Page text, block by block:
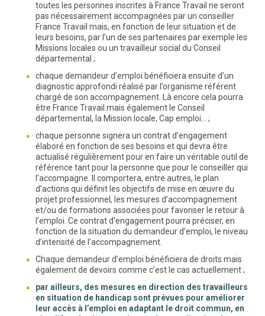
toutes les personnes inscrites à France Travail ne seront
pas nécessairement accompagnées par un conseiller
France Travail mais, en fonction de leur situation et de
leurs besoins, par l’un de ses partenaires par exemple les
Missions locales ou un travailleur social du Conseil
départemental ;
chaque demandeur d’emploi bénéficiera ensuite d’un
diagnostic approfondi réalisé par l’organisme référent
chargé de son accompagnement. Là encore cela pourra
être France Travail mais également le Conseil
départemental, la Mission locale, Cap emploi… ;
chaque personne signera un contrat d’engagement
élaboré en fonction de ses besoins et qui devra être
actualisé régulièrement pour en faire un véritable outil de
référence tant pour la personne que pour le conseiller qui
l’accompagne. Il comportera, entre autres, le plan
d’actions qui définit les objectifs de mise en œuvre du
projet professionnel, les mesures d’accompagnement
et/ou de formations associées pour favoriser le retour à
l’emploi. Ce contrat d'engagement pourra préciser, en
fonction de la situation du demandeur d’emploi, le niveau
d’intensité de l’accompagnement.
Chaque demandeur d’emploi bénéficiera de droits mais
également de devoirs comme c’est le cas actuellement ;
par ailleurs, des mesures en direction des travailleurs
en situation de handicap sont prévues pour améliorer
leur accès à l’emploi en adaptant le droit commun, en